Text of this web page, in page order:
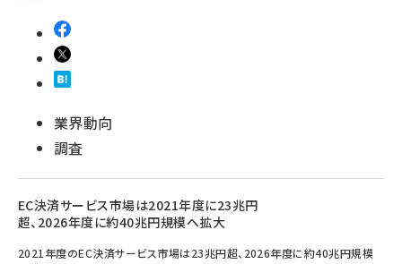
業界動向
調査
EC決済サービス市場は2021年度に23兆円
超、2026年度に約40兆円規模へ拡大
2021年度のEC決済サービス市場は23兆円超、2026年度に約40兆円規模